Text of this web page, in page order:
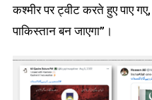
कश्मीर पर ट्वीट करते हुए पाए
पाकिस्तान बन जाएगा”।